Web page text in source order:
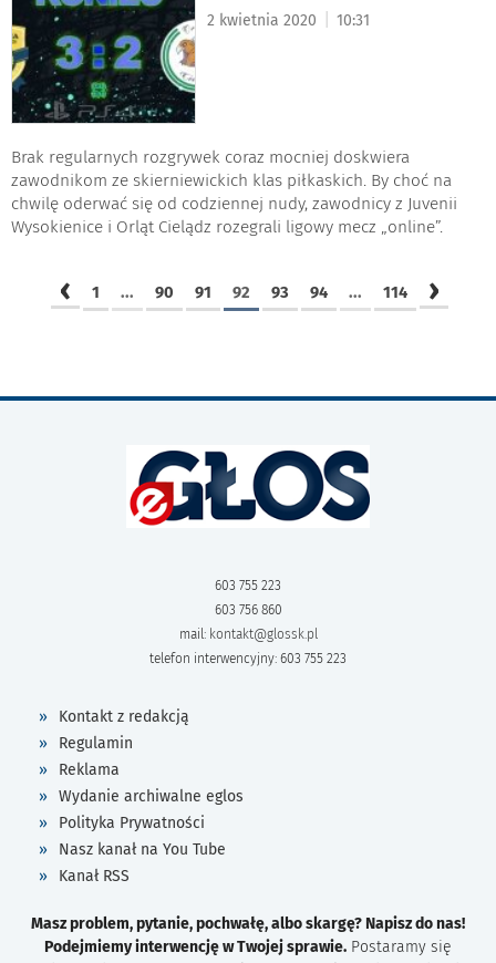
2 kwietnia 2020 10:31
Brak regularnych rozgrywek coraz mocniej doskwiera
zawodnikom ze skierniewickich klas piłkaskich. By choć na
chwilę oderwać się od codziennej nudy, zawodnicy z Juvenii
Wysokienice i Orląt Cielądz rozegrali ligowy mecz „online”.
‹ 1 ... 90 91 92 93 94 ... 114 ›
603 755 223
603 756 860
mail: kontakt@glossk.pl
telefon interwencyjny: 603 755 223
Kontakt z redakcją
Regulamin
Reklama
Wydanie archiwalne eglos
Polityka Prywatności
Nasz kanał na You Tube
Kanał RSS
Masz problem, pytanie, pochwałę, albo skargę? Napisz do nas!
Podejmiemy interwencję w Twojej sprawie. Postaramy się